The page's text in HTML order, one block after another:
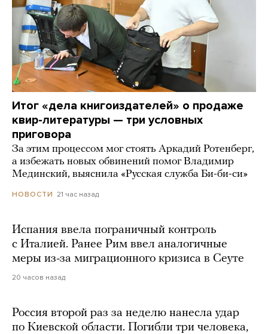
Итог «дела книгоиздателей» о продаже
квир-литературы — три условных
приговора
За этим процессом мог стоять Аркадий Ротенберг,
а избежать новых обвинений помог Владимир
Мединский, выяснила «Русская служба Би-би-си»
НОВОСТИ 21 час назад
Испания ввела пограничный контроль
с Италией. Ранее Рим ввел аналогичные
меры из-за миграционного кризиса в Сеуте
20 часов назад
Россия второй раз за неделю нанесла удар
по Киевской области. Погибли три человека,